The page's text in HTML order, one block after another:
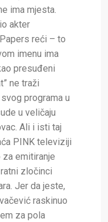
ima mjesta.
akter
reći – to
imenu ima
presuđeni
ne traži
programa u
u veličaju
Ali i isti taj
PINK televiziji
emitiranje
zločinci
Jer da jeste,
raskinuo
za pola